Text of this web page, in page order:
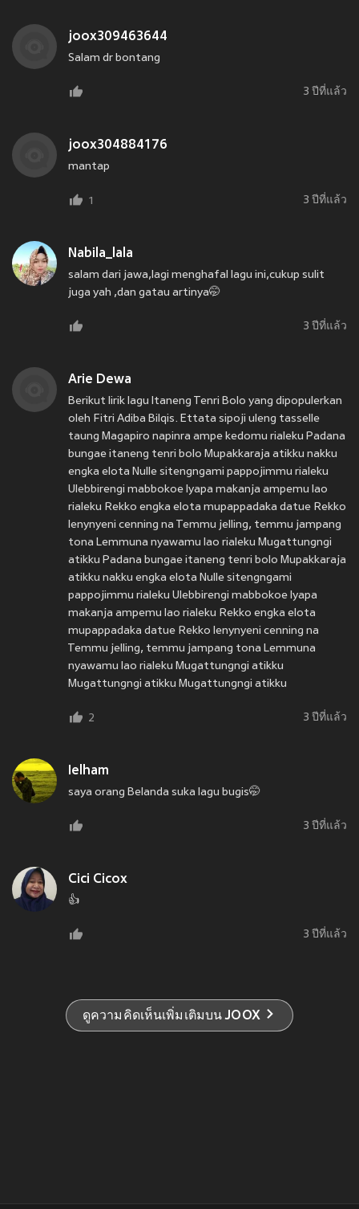
joox309463644
Salam dr bontang
3 ปีที่แล้ว
joox304884176
mantap
1 3 ปีที่แล้ว
Nabila_lala
salam dari jawa,lagi menghafal lagu ini,cukup sulit
juga yah ,dan gatau artinya🤭
3 ปีที่แล้ว
Arie Dewa
Berikut lirik lagu Itaneng Tenri Bolo yang dipopulerkan
oleh Fitri Adiba Bilqis. Ettata sipoji uleng tasselle
taung Magapiro napinra ampe kedomu rialeku Padana
bungae itaneng tenri bolo Mupakkaraja atikku nakku
engka elota Nulle sitengngami pappojimmu rialeku
Ulebbirengi mabbokoe Iyapa makanja ampemu lao
rialeku Rekko engka elota mupappadaka datue Rekko
lenynyeni cenning na Temmu jelling, temmu jampang
tona Lemmuna nyawamu lao rialeku Mugattungngi
atikku Padana bungae itaneng tenri bolo Mupakkaraja
atikku nakku engka elota Nulle sitengngami
pappojimmu rialeku Ulebbirengi mabbokoe Iyapa
makanja ampemu lao rialeku Rekko engka elota
mupappadaka datue Rekko lenynyeni cenning na
Temmu jelling, temmu jampang tona Lemmuna
nyawamu lao rialeku Mugattungngi atikku
Mugattungngi atikku Mugattungngi atikku
2 3 ปีที่แล้ว
Ielham
saya orang Belanda suka lagu bugis🤭
3 ปีที่แล้ว
Cici Cicox
👍
3 ปีที่แล้ว
ดูความคิดเห็นเพิ่มเติมบน JOOX